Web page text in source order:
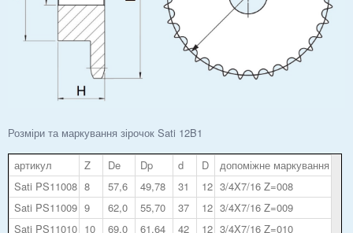
Розміри та маркування зірочок Sati 12B1
артикул Z De Dp d D
допоміжне маркування
Sati PS11008 8 57,6 49,78 31 12 3/4X7/16 Z=008
Sati PS11009 9 62,0 55,70 37 12 3/4X7/16 Z=009
Sati PS11010 10 69,0 61,64 42 12 3/4X7/16 Z=010